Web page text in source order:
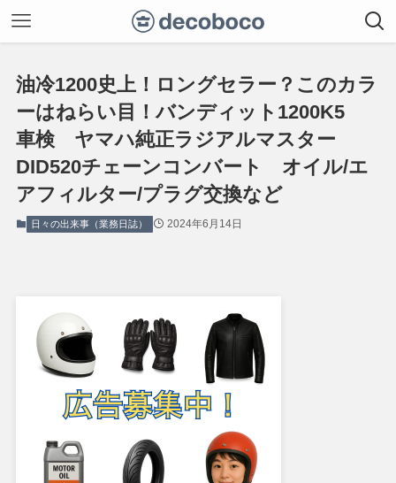
油冷1200史上！ロングセラー？このカラ
ーはねらい目！バンディット1200K5
車検 ヤマハ純正ラジアルマスター
DID520チェーンコンバート オイル/エ
アフィルター/プラグ交換など
日々の出来事（業務日誌） 2024年6月14日